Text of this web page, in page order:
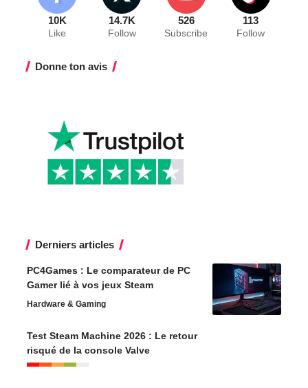
10K
Like
14.7K
Follow
526
Subscribe
113
Follow
Donne ton avis
Derniers articles
PC4Games : Le comparateur de PC
Gamer lié à vos jeux Steam
Hardware & Gaming
Test Steam Machine 2026 : Le retour
risqué de la console Valve